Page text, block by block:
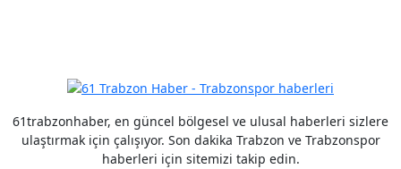
61trabzonhaber, en güncel bölgesel ve ulusal haberleri sizlere
ulaştırmak için çalışıyor. Son dakika Trabzon ve Trabzonspor
haberleri için sitemizi takip edin.